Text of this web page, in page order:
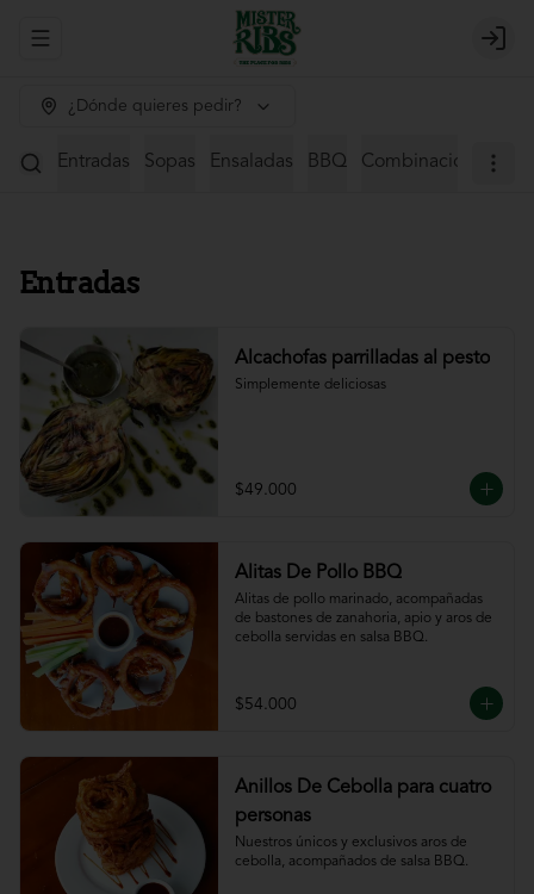
Abrir menu de navegación Login
¿Dónde quieres pedir?
Entradas Sopas Ensaladas BBQ Combinaciones
Entradas
Alcachofas parrilladas al pesto
Simplemente deliciosas
$49.000
Alitas De Pollo BBQ
Alitas de pollo marinado, acompañadas
de bastones de zanahoria, apio y aros de
cebolla servidas en salsa BBQ.
$54.000
Anillos De Cebolla para cuatro
personas
Nuestros únicos y exclusivos aros de
cebolla, acompañados de salsa BBQ.